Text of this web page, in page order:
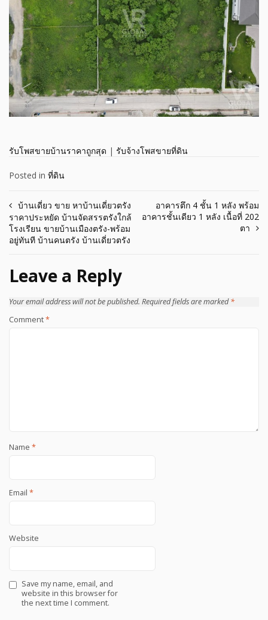
รับโพสขายบ้านราคาถูกสุด | รับจ้างโพสขายที่ดิน
Posted in ที่ดิน
Post
navigation
บ้านเดี่ยว ขาย หาบ้านเดี่ยวตรัง
ราคาประหยัด บ้านจัดสรรตรังใกล้
โรงเรียน ขายบ้านเมืองตรัง-พร้อม
อยู่ทันที บ้านคนตรัง บ้านเดี่ยวตรัง
อาคารตึก 4 ชั้น 1 หลัง พร้อม
อาคารชั้นเดียว 1 หลัง เนื้อที่ 202
ตา
Leave a Reply
Your email address will not be published. Required fields are marked*
Comment*
Name *
Email *
Website
Save my name, email, and
website in this browser for
the next time I comment.